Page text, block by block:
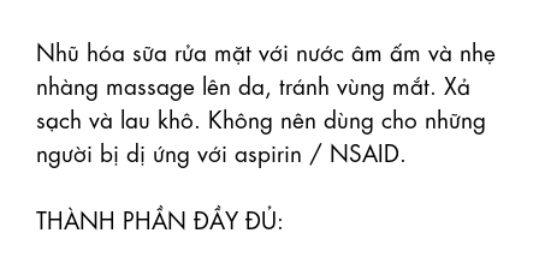
Nhũ hóa sữa rửa mặt với nước âm ấm và nhẹ
nhàng massage lên da, tránh vùng mắt. Xả
sạch và lau khô. Không nên dùng cho những
người bị dị ứng với aspirin / NSAID.
THÀNH PHẦN ĐẦY ĐỦ: